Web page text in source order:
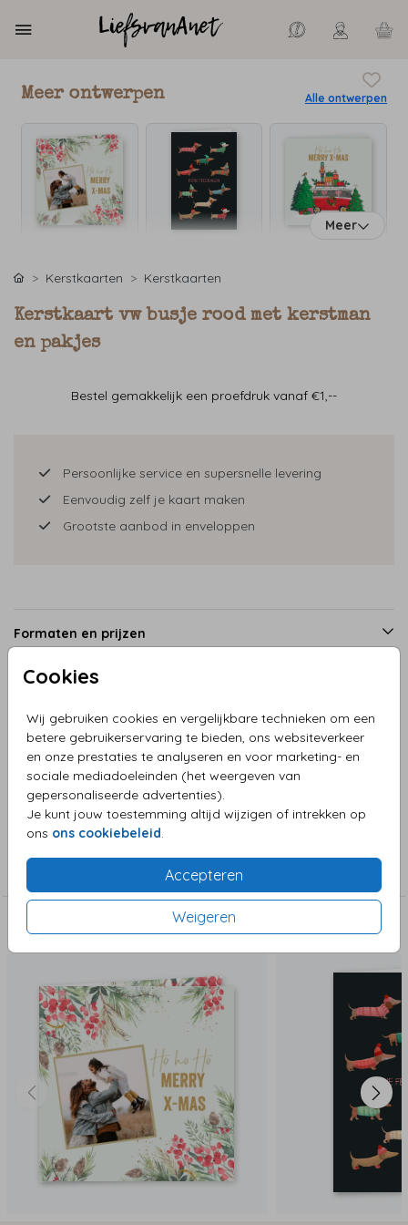
Cookies
Wij gebruiken cookies en vergelijkbare technieken om een
betere gebruikerservaring te bieden, ons websiteverkeer
en onze prestaties te analyseren en voor marketing- en
sociale mediadoeleinden (het weergeven van
gepersonaliseerde advertenties).
Je kunt jouw toestemming altijd wijzigen of intrekken op
ons ons cookiebeleid
Accepteren
Weigeren
Meer ontwerpen Alle ontwerpen
Meer
Kerstkaarten Kerstkaarten
Kerstkaart vw busje rood met kerstman
en pakjes
Bestel gemakkelijk een proefdruk vanaf €1,--
Persoonlijke service en supersnelle levering
Eenvoudig zelf je kaart maken
Grootste aanbod in enveloppen
Formaten en prijzen
Omschrijving
Kerstkaart vw busje rood met kerstman en pakjes
Collectie
Deze zijn ook leuk!